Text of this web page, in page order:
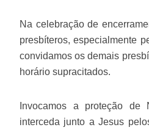
Na celebração de
presbíteros, especialmente
convidamos os demais
horário supracitados.
Invocamos a proteção de
interceda junto a Jesus